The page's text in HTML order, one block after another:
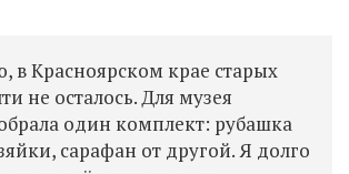
в Красноярском крае старых
не осталось. Для музея
один комплект: рубашка
сарафан от другой. Я долго